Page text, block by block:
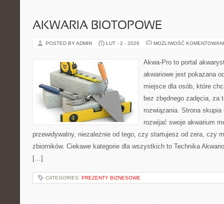
AKWARIA BIOTOPOWE
POSTED BY ADMIN LUT - 2 - 2026 MOŻLIWOŚĆ
Akwa-Pro to portal
akwariowe jest pokazana
miejsce dla osób, które
bez zbędnego zadęcia, za
rozwiązania. Strona
rozwijać swoje akwarium
przewidywalny, niezależnie od tego, czy startujesz od zera, czy
zbiorników. Ciekawe kategorie dla wszystkich to Technika
[…]
CATEGORIES: PREZENTY BIZNESOWE